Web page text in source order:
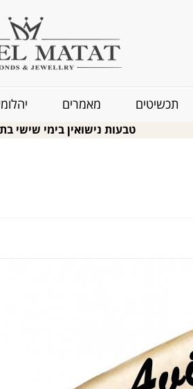
תכשיטים מאמרים
טבעות נישואין בימי שישי